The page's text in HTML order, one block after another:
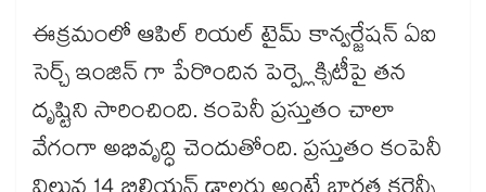
ఈక్రమంలో ఆపిల్ రియల్ టైమ్ కాన్వర్జేషన్ ఏఐ
సెర్చ్ ఇంజిన్ గా పేరొందిన పెర్ప్లెక్సిటీపై తన
దృష్టిని సారించింది. కంపెనీ ప్రస్తుతం చాలా
వేగంగా అభివృద్ధి చెందుతోంది. ప్రస్తుతం కంపెనీ